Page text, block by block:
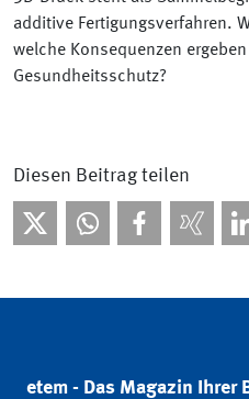
additive Fertigungsverfahren.
welche Konsequenzen
Gesundheitsschutz?
Diesen Beitrag teilen
etem - Das Magazin Ihrer